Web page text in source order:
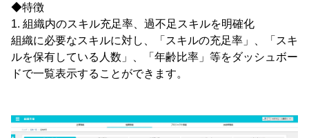
◆特徴
1. 組織内のスキル充足率、過不足スキルを明確化
組織に必要なスキルに対し、「スキルの充足率」、「スキ
ルを保有している人数」、「年齢比率」等をダッシュボー
ドで一覧表示することができます。